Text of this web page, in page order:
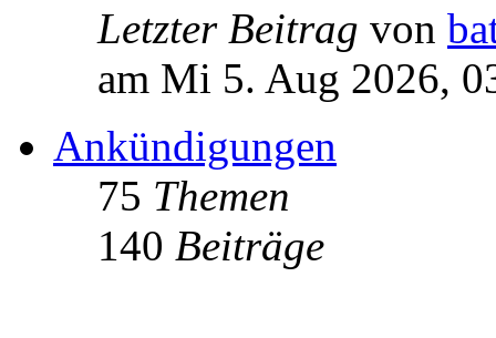
Letzter Beitrag von
am Mi 5. Aug 2026,
Ankündigungen
75 Themen
140 Beiträge